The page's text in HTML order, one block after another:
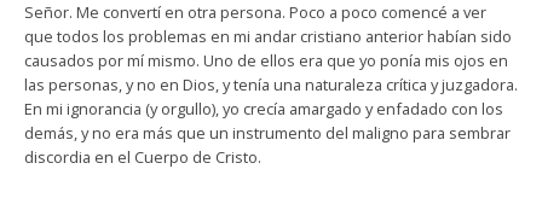
Señor. Me convertí en otra persona. Poco a poco comencé a ver
que todos los problemas en mi andar cristiano anterior habían sido
causados por mí mismo. Uno de ellos era que yo ponía mis ojos en
las personas, y no en Dios, y tenía una naturaleza crítica y juzgadora.
En mi ignorancia (y orgullo), yo crecía amargado y enfadado con los
demás, y no era más que un instrumento del maligno para sembrar
discordia en el Cuerpo de Cristo.